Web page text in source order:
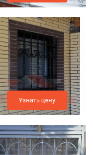
Узнать цену